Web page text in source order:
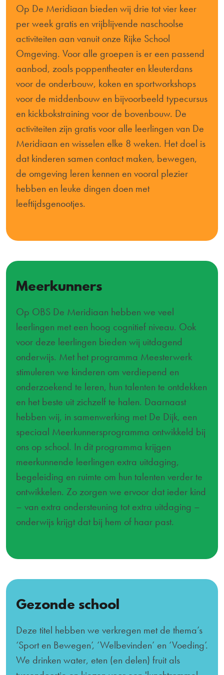
Op De Meridiaan bieden wij drie tot vier keer
per week gratis en vrijblijvende naschoolse
activiteiten aan vanuit onze Rijke School
Omgeving. Voor alle groepen is er een passend
aanbod, zoals poppentheater en kleuterdans
voor de onderbouw, koken en sportworkshops
voor de middenbouw en bijvoorbeeld typecursus
en kickbokstraining voor de bovenbouw. De
activiteiten zijn gratis voor alle leerlingen van De
Meridiaan en wisselen elke 8 weken. Het doel is
dat kinderen samen contact maken, bewegen,
de omgeving leren kennen en vooral plezier
hebben en leuke dingen doen met
leeftijdsgenootjes.
Meerkunners
Op OBS De Meridiaan hebben we veel
leerlingen met een hoog cognitief niveau. Ook
voor deze leerlingen bieden wij uitdagend
onderwijs. Met het programma Meesterwerk
stimuleren we kinderen om verdiepend en
onderzoekend te leren, hun talenten te ontdekken
en het beste uit zichzelf te halen. Daarnaast
hebben wij, in samenwerking met De Dijk, een
speciaal Meerkunnersprogramma ontwikkeld bij
ons op school. In dit programma krijgen
meerkunnende leerlingen extra uitdaging,
begeleiding en ruimte om hun talenten verder te
ontwikkelen. Zo zorgen we ervoor dat ieder kind
– van extra ondersteuning tot extra uitdaging –
onderwijs krijgt dat bij hem of haar past.
Gezonde school
Deze titel hebben we verkregen met de thema’s
‘Sport en Bewegen’, ‘Welbevinden’ en ‘Voeding’.
We drinken water, eten (en delen) fruit als